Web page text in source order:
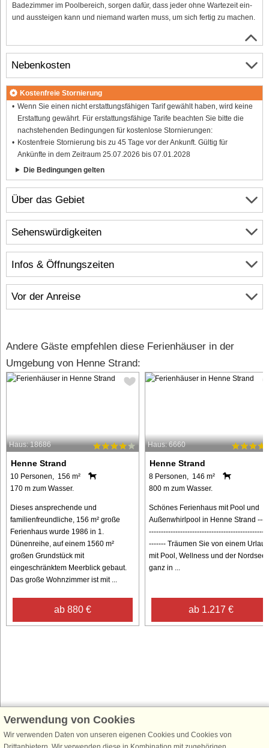
Badezimmer im Poolbereich, sorgen dafür, dass jeder ohne Wartezeit ein-
und aussteigen kann und niemand warten muss, um sich fertig zu machen.
Über das Gebiet
Infos & Öffnungszeiten
Vor der Anreise
Nebenkosten
Kostenfreie Stornierung
Wenn Sie einen nicht erstattungsfähigen Tarif gewählt haben, wird keine
Erstattung gewährt. Für erstattungsfähige Tarife beachten Sie bitte die
nachstehenden Bedingungen für kostenlose Stornierungen:
Kostenfreie Stornierung bis zu 45 Tage vor der Ankunft. Gültig für
Ankünfte in dem Zeitraum 25.07.2026 bis 07.01.2028
Die Bedingungen gelten
Sehenswürdigkeiten
Andere Gäste empfehlen diese Ferienhäuser in der
Umgebung von Henne Strand:
Haus: 18686
Henne Strand
10 Personen, 156 m²
170 m zum Wasser.
Dieses ansprechende und
familienfreundliche, 156 m² große
Ferienhaus wurde 1986 in 1.
Dünenreihe, auf einem 1560 m²
großen Grundstück mit
eingeschränktem Meerblick gebaut.
Das große Wohnzimmer ist mit ...
ab 880 €
Haus: 6660
Henne Strand
8 Personen, 146 m²
800 m zum Wasser.
Schönes Ferienhaus mit Pool und
Außenwhirlpool in Henne Strand
------- Träumen Sie von einem Urlaub
mit Pool, Wellness und der Nordsee
ganz in ...
ab 1.217 €
Schließen Sie sich 100.000 Ferienhaus-Fans an
Erhalten Sie einen Willkommensgutschein von 25 €für Ihren nächsten
Ferienhausurlaub - melden Sie sich einfach für den DanCenter Newsletter
Verwendung von Cookies
Wir verwenden Daten von unseren eigenen Cookies und Cookies von